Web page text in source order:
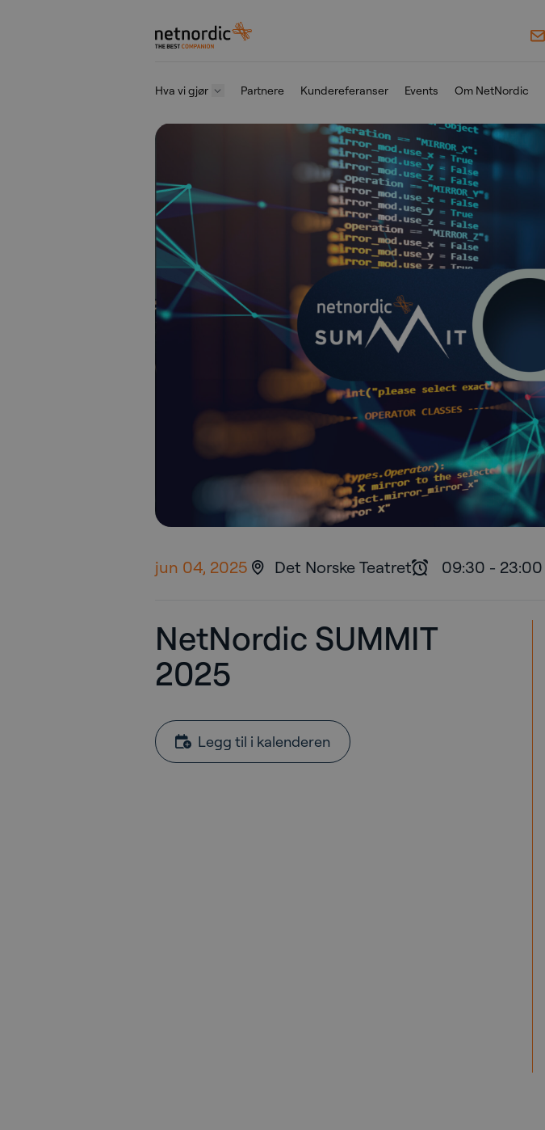
Gå til innhold
NetNordic Norway
Hva vi gjør Partnere Kundereferanser Events Om NetNordic
jun 04, 2025 Det Norske Teatret 09:30 - 23:00
NetNordic SUMMIT
2025
Legg til i kalenderen